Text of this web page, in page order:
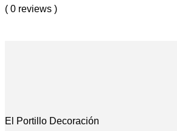
( 0 reviews )
El Portillo Decoración